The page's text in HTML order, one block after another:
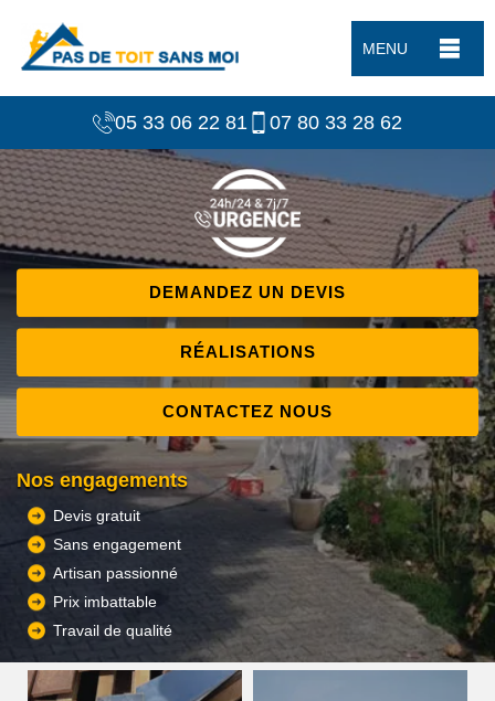
MENU
05 33 06 22 81 07 80 33 28 62
DEMANDEZ UN DEVIS
RÉALISATIONS
CONTACTEZ NOUS
Nos engagements
Devis gratuit
Sans engagement
Artisan passionné
Prix imbattable
Travail de qualité